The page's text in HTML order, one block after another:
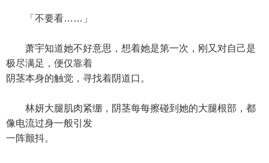
「不要看……」
萧宇知道她不好意思，想着她是第一次，刚又对自己是
极尽满足，便仅靠着
阴茎本身的触觉，寻找着阴道口。
林妍大腿肌肉紧绷，阴茎每每擦碰到她的大腿根部，都
像电流过身一般引发
一阵颤抖。